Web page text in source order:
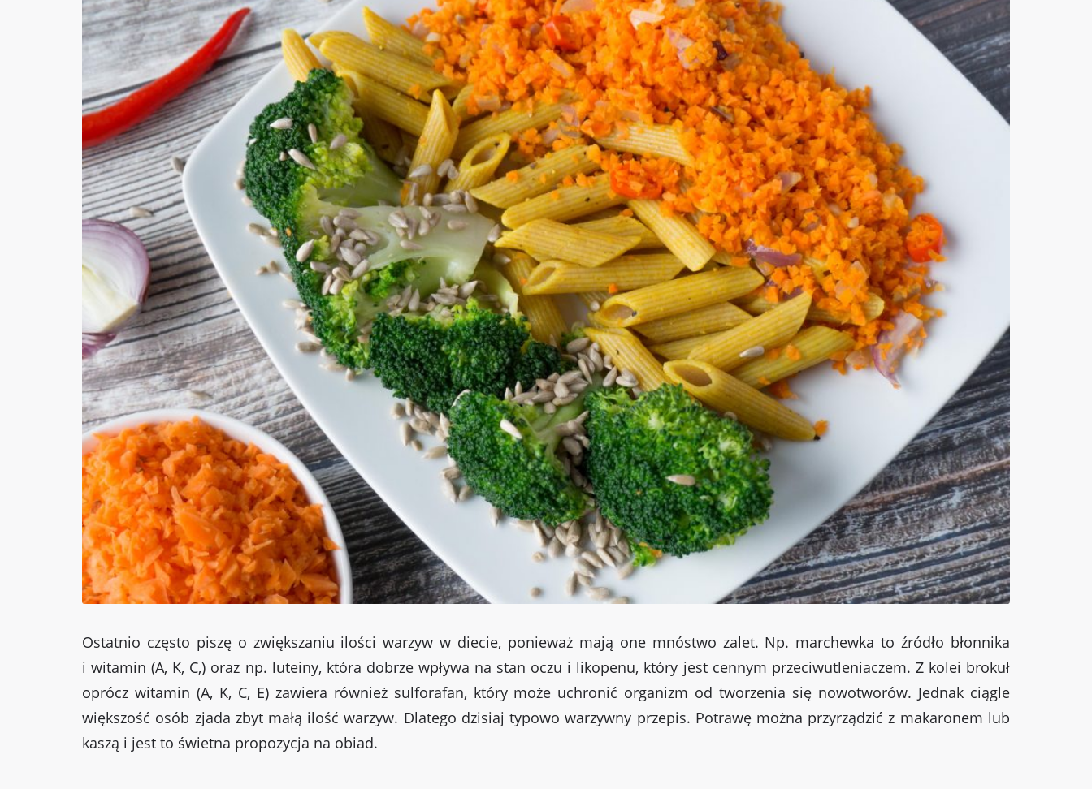
Ostatnio często piszę o zwiększaniu ilości warzyw w diecie, ponieważ mają one mnóstwo zalet. Np. marchewka to źródło błonnika
i witamin (A, K, C,) oraz np. luteiny, która dobrze wpływa na stan oczu i likopenu, który jest cennym przeciwutleniaczem. Z kolei brokuł
oprócz witamin (A, K, C, E) zawiera również sulforafan, który może uchronić organizm od tworzenia się nowotworów. Jednak ciągle
większość osób zjada zbyt małą ilość warzyw. Dlatego dzisiaj typowo warzywny przepis. Potrawę można przyrządzić z makaronem lub
kaszą i jest to świetna propozycja na obiad.